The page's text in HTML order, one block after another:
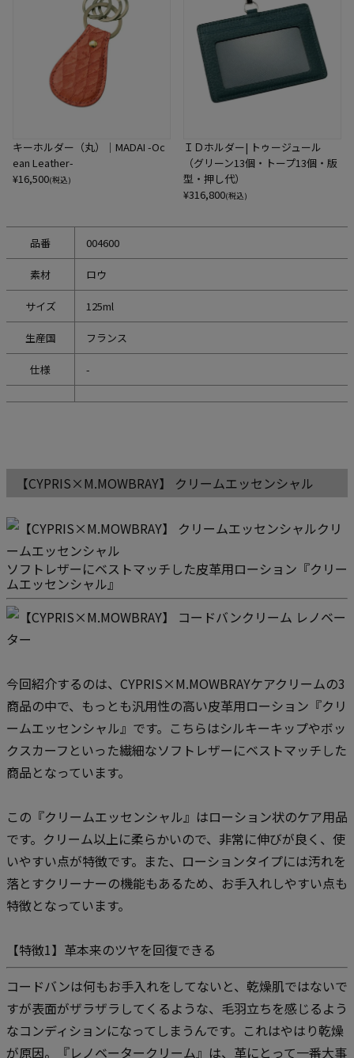
キーホルダー（丸）｜MADAI -Oc
ean Leather-
¥16,500(税込)
ＩＤホルダー| トゥージュール
（グリーン13個・トープ13個・版
型・押し代）
¥316,800(税込)
品番 004600
素材 ロウ
サイズ 125ml
生産国 フランス
仕様 -
【CYPRIS×M.MOWBRAY】 クリームエッセンシャル
ソフトレザーにベストマッチした皮革用ローション『クリー
ムエッセンシャル』
今回紹介するのは、CYPRIS×M.MOWBRAYケアクリームの3
商品の中で、もっとも汎用性の高い皮革用ローション『クリ
ームエッセンシャル』です。こちらはシルキーキップやボッ
クスカーフといった繊細なソフトレザーにベストマッチした
商品となっています。
この『クリームエッセンシャル』はローション状のケア用品
です。クリーム以上に柔らかいので、非常に伸びが良く、使
いやすい点が特徴です。また、ローションタイプには汚れを
落とすクリーナーの機能もあるため、お手入れしやすい点も
特徴となっています。
【特徴1】革本来のツヤを回復できる
コードバンは何もお手入れをしてないと、乾燥肌ではないで
すが表面がザラザラしてくるような、毛羽立ちを感じるよう
なコンディションになってしまうんです。これはやはり乾燥
が原因。『レノベータークリーム』は、革にとって一番大事